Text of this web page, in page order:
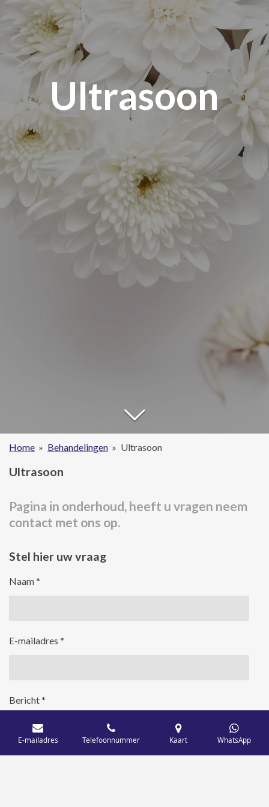
Ultrasoon
Home » Behandelingen » Ultrasoon
Ultrasoon
Pagina in onderhoud, heeft u vragen neem
contact met ons op.
Stel hier uw vraag
Naam *
E-mailadres *
Bericht *
E-mailadres Telefoonnummer Kaart WhatsApp